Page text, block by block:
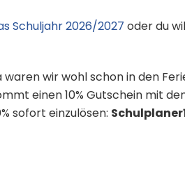
Schuljahr 2026/2027 oder du
wir wohl schon in den
einen 10% Gutschein mit
sofort einzulösen: